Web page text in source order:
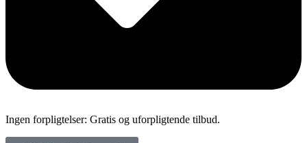
Ingen forpligtelser: Gratis og uforpligtende tilbud.